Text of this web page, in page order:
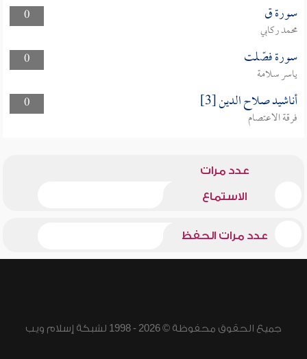
0
سورة ق
محمد ركابي
0
سورة فصّلت
ياسر سلامة
0
أناشيد صلاح الدين [3]
فرقة الاعتصام
عدد مرات
الاستماع
عدد مرات الحفظ
جميع الحقوق محفوظة © 2026 - 1998 لشبكة إسلام ويب